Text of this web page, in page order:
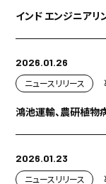
インド エンジニア
2026.01.26
ニュースリリース
鴻池運輸、農研植物
2026.01.23
ニュースリリース